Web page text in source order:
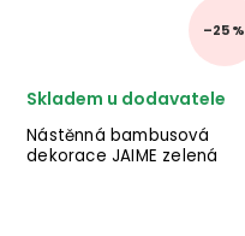
–25 %
Nástěnná bambusová
dekorace JAIME zelená
Skladem u dodavatele